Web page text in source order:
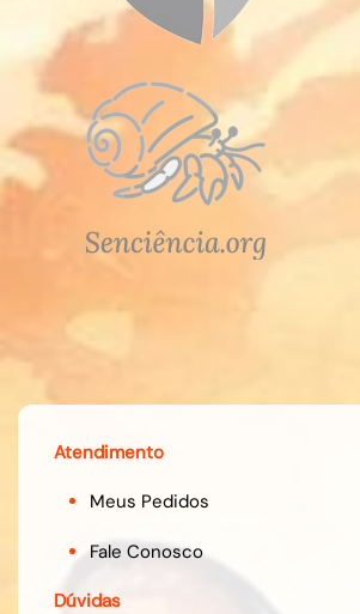
Atendimento
Meus Pedidos
Fale Conosco
Dúvidas